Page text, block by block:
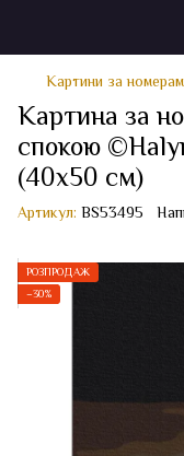
Картини за
Картина за
спокою
(40x50 см)
Артикул: BS53495
РОЗПРОДАЖ
−30%